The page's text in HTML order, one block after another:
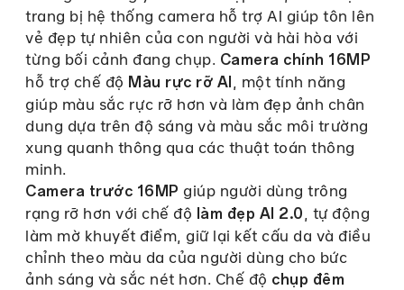
trang bị hệ thống camera hỗ trợ AI giúp tôn lên
vẻ đẹp tự nhiên của con người và hài hòa với
từng bối cảnh đang chụp. Camera chính 16MP
hỗ trợ chế độ Màu rực rỡ AI
, một tính năng
giúp màu sắc rực rỡ hơn và làm đẹp ảnh chân
dung dựa trên độ sáng và màu sắc môi trường
xung quanh thông qua các thuật toán thông
minh.
Camera trước 16MP giúp người dùng trông
rạng rỡ hơn với chế độ làm đẹp AI 2.0 , tự động
làm mờ khuyết điểm, giữ lại kết cấu da và điều
chỉnh theo màu da của người dùng cho bức
ảnh sáng và sắc nét hơn. Chế độ chụp đêm